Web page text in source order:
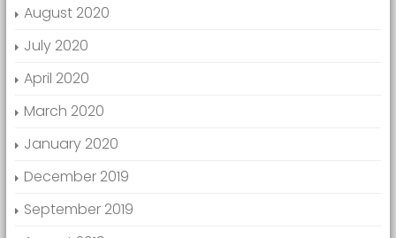
August 2020
July 2020
April 2020
March 2020
January 2020
December 2019
September 2019